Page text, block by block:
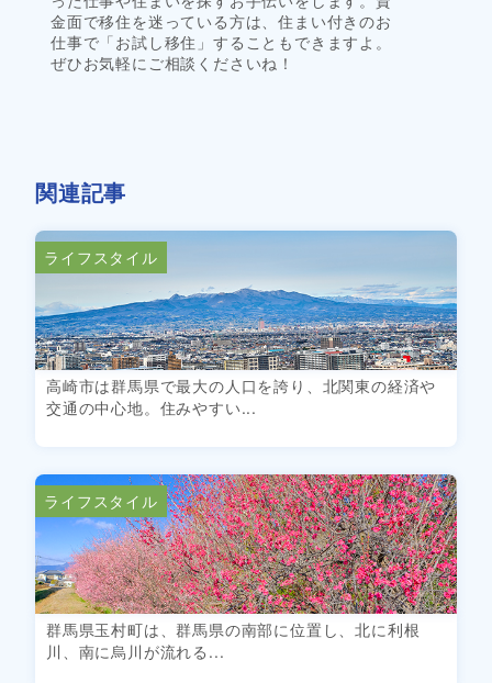
金面で移住を迷っている方は、住まい付きのお
仕事で「お試し移住」することもできますよ。
ぜひお気軽にご相談くださいね！
関連記事
ライフスタイル
高崎市は群馬県で最大の人口を誇り、北関東の経済や
交通の中心地。住みやすい...
ライフスタイル
群馬県玉村町は、群馬県の南部に位置し、北に利根
川、南に烏川が流れる...